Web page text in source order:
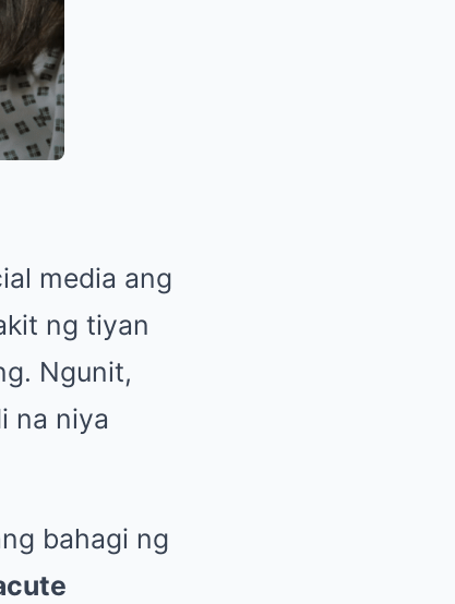
media ang
ng tiyan
Ngunit,
na niya
bahagi ng